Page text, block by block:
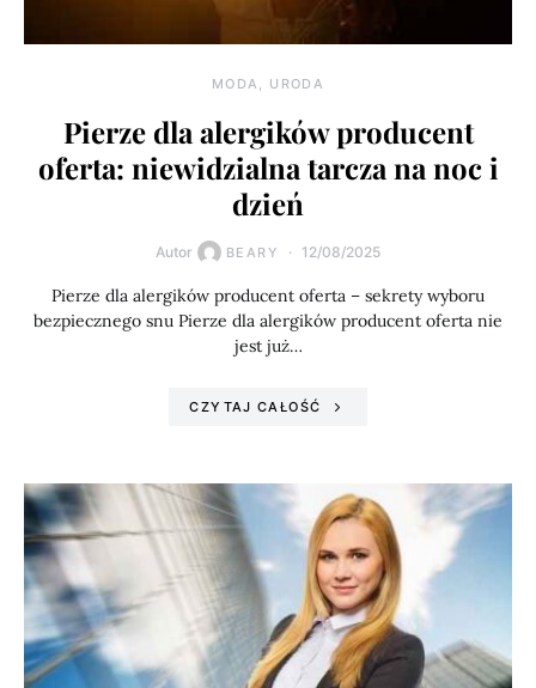
MODA, URODA
Pierze dla alergików producent
oferta: niewidzialna tarcza na noc i
dzień
Autor BEARY 12/08/2025
Pierze dla alergików producent oferta – sekrety wyboru
bezpiecznego snu Pierze dla alergików producent oferta nie
jest już…
CZYTAJ CAŁOŚĆ